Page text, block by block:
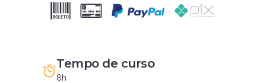
Tempo de curso
8h